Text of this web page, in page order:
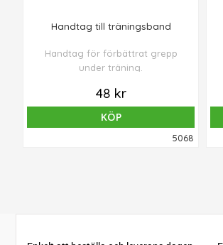
Handtag till träningsband
Handtag för förbättrat grepp
under träning.
48 kr
KÖP
5068